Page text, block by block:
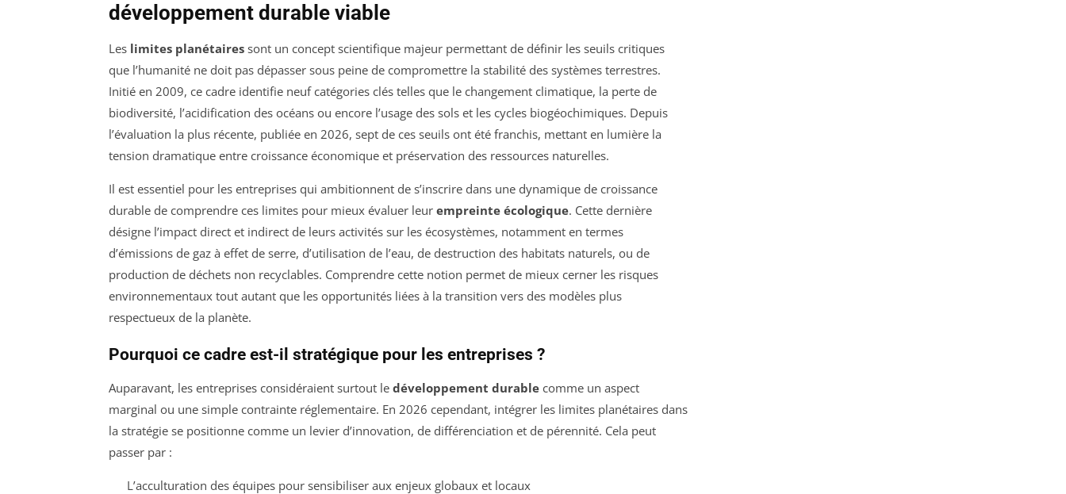
développement durable viable
Les limites planétaires sont un concept scientifique majeur permettant de définir les seuils critiques
que l’humanité ne doit pas dépasser sous peine de compromettre la stabilité des systèmes terrestres.
Initié en 2009, ce cadre identifie neuf catégories clés telles que le changement climatique, la perte de
biodiversité, l’acidification des océans ou encore l’usage des sols et les cycles biogéochimiques. Depuis
l’évaluation la plus récente, publiée en 2026, sept de ces seuils ont été franchis, mettant en lumière la
tension dramatique entre croissance économique et préservation des ressources naturelles.
Il est essentiel pour les entreprises qui ambitionnent de s’inscrire dans une dynamique de croissance
durable de comprendre ces limites pour mieux évaluer leur empreinte écologique. Cette dernière
désigne l’impact direct et indirect de leurs activités sur les écosystèmes, notamment en termes
d’émissions de gaz à effet de serre, d’utilisation de l’eau, de destruction des habitats naturels, ou de
production de déchets non recyclables. Comprendre cette notion permet de mieux cerner les risques
environnementaux tout autant que les opportunités liées à la transition vers des modèles plus
respectueux de la planète.
Pourquoi ce cadre est-il stratégique pour les entreprises ?
Auparavant, les entreprises considéraient surtout le développement durable comme un aspect
marginal ou une simple contrainte réglementaire. En 2026 cependant, intégrer les limites planétaires dans
la stratégie se positionne comme un levier d’innovation, de différenciation et de pérennité. Cela peut
passer par :
L’acculturation des équipes pour sensibiliser aux enjeux globaux et locaux